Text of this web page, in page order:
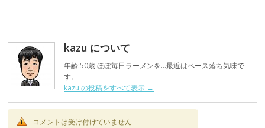
kazu について
年齢:50歳 ほぼ毎日ラーメンを…最近はペース落ち気味で
す。
kazu の投稿をすべて表示 →
コメントは受け付けていません